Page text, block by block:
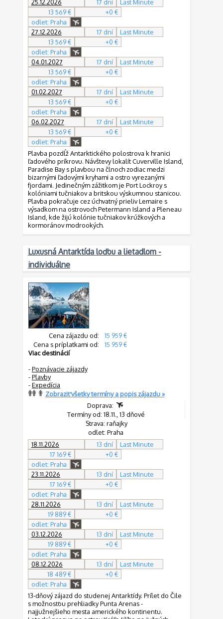
25.12.2026
17 dní
Last Minute
13 569 €
+0 €
odlet: Praha
27.12.2026
17 dní
Last Minute
13 569 €
+0 €
odlet: Praha
04.01.2027
17 dní
Last Minute
13 569 €
+0 €
odlet: Praha
01.02.2027
17 dní
Last Minute
13 569 €
+0 €
odlet: Praha
06.02.2027
17 dní
Last Minute
13 569 €
+0 €
odlet: Praha
Plavba pozdĺž Antarktického polostrova k hranici
ľadového príkrovu. Návštevy lokalít Cuverville Island,
Paradise Bay s plavbou na člnoch zodiac medzi
bizarnými ľadovými kryhami a ostro vyrezanými
fjordami. Jedinečným zážitkom je Port Lockroy s
kolóniami tučniakov a britskou výskumnou stanicou.
Plavba pokračuje cez úchvatný prieliv Lemaire s
výsadkom na ostrovoch Petermann Island a Pleneau
Island, kde žijú kolónie tučniakov krúžkových a
kormoránov modrookých.
Luxusná Antarktída loďou a lietadlom -
individuálne
Cena zájazdu od:
15 959 €
Cena s príplatkami od:
15 959 €
Viac destinácií
-Poznávacie zájazdy
-Plavby
-Expedícia
Zobraziť všetky termíny a popis zájazdu »
Doprava:
Termíny od: 18.11., 13 dňové
Strava: raňajky
odlet: Praha
18.11.2026
13 dní
Last Minute
17 169 €
+0 €
odlet: Praha
23.11.2026
13 dní
Last Minute
17 169 €
+0 €
odlet: Praha
28.11.2026
13 dní
Last Minute
19 889 €
+0 €
odlet: Praha
03.12.2026
13 dní
Last Minute
19 889 €
+0 €
odlet: Praha
08.12.2026
13 dní
Last Minute
18 489 €
+0 €
odlet: Praha
13-dňový zájazd do studenej Antarktídy. Prílet do Čile
s možnosťou prehliadky Punta Arenas -
najjužnejšieho mesta amerického kontinentu.